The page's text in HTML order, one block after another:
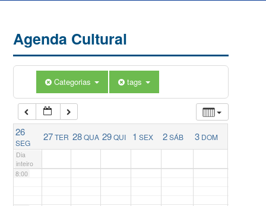
Agenda Cultural
Categorias tags
26
SEG
27TER 28QUA 29QUI 1 SEX 2SÁB 3 DOM
Dia
inteiro
5:00
6:00
7:00
8:00